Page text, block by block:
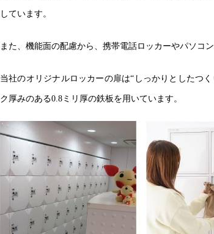
しています。
また、機能面の配慮から、携帯電話ロッカーやパソコ
当社のオリジナルロッカーの扉は“しっかりとしたつ
ク厚みのある0.8ミリ厚の鉄板を用いています。